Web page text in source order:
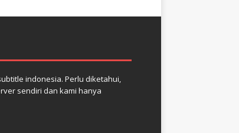
indonesia. Perlu diketahui,
sendiri dan kami hanya